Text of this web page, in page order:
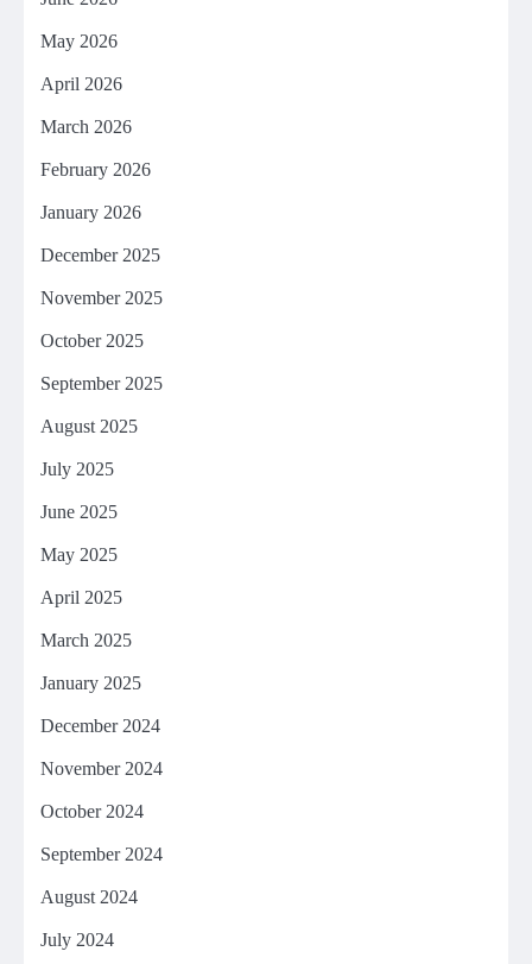
May 2026
April 2026
March 2026
February 2026
January 2026
December 2025
November 2025
October 2025
September 2025
August 2025
July 2025
June 2025
May 2025
April 2025
March 2025
January 2025
December 2024
November 2024
October 2024
September 2024
August 2024
July 2024